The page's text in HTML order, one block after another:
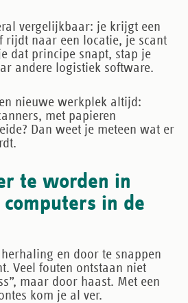
vergelijkbaar: je krijgt een
rijdt naar een locatie, je scant
dat principe snapt, stap je
andere logistiek software.
nieuwe werkplek altijd:
met papieren
Dan weet je meteen wat er
te worden in
in de
en door te snappen
Veel fouten ontstaan niet
maar door haast. Met een
kom je al ver.